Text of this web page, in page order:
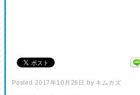
Posted 2017年10月26日 by キムカズ